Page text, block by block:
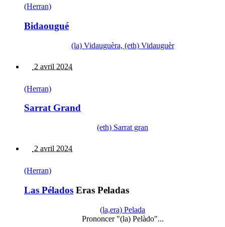
(Herran)
Bidaougué
(la) Vidauguèra, (eth) Vidauguèr
2 avril 2024
(Herran)
Sarrat Grand
(eth) Sarrat gran
2 avril 2024
(Herran)
Las Pélados Eras Peladas
(la,era) Pelada
Prononcer "(la) Pelàdo"...